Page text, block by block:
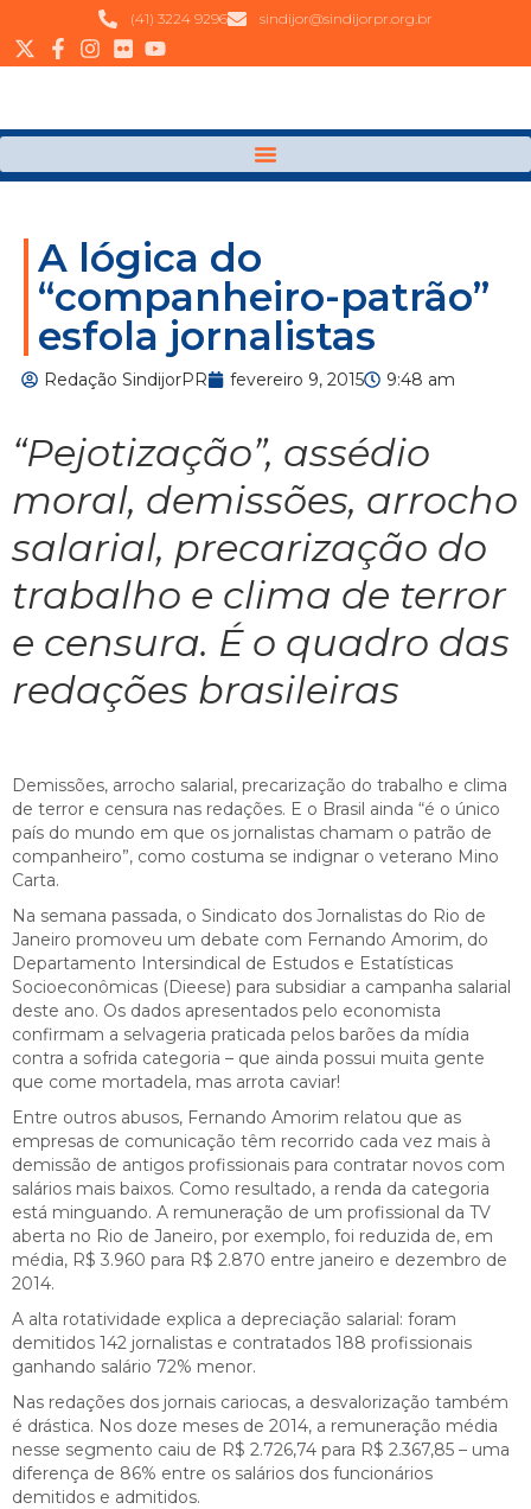
(41) 3224 9296 sindijor@sindijorpr.org.br
A lógica do
“companheiro-patrão”
esfola jornalistas
Redação SindijorPR fevereiro 9, 2015 9:48 am
“Pejotização”, assédio
moral, demissões, arrocho
salarial, precarização do
trabalho e clima de terror
e censura. É o quadro das
redações brasileiras
Demissões, arrocho salarial, precarização do trabalho e clima
de terror e censura nas redações. E o Brasil ainda “é o único
país do mundo em que os jornalistas chamam o patrão de
companheiro”, como costuma se indignar o veterano Mino
Carta.
Na semana passada, o Sindicato dos Jornalistas do Rio de
Janeiro promoveu um debate com Fernando Amorim, do
Departamento Intersindical de Estudos e Estatísticas
Socioeconômicas (Dieese) para subsidiar a campanha salarial
deste ano. Os dados apresentados pelo economista
confirmam a selvageria praticada pelos barões da mídia
contra a sofrida categoria – que ainda possui muita gente
que come mortadela, mas arrota caviar!
Entre outros abusos, Fernando Amorim relatou que as
empresas de comunicação têm recorrido cada vez mais à
demissão de antigos profissionais para contratar novos com
salários mais baixos. Como resultado, a renda da categoria
está minguando. A remuneração de um profissional da TV
aberta no Rio de Janeiro, por exemplo, foi reduzida de, em
média, R$ 3.960 para R$ 2.870 entre janeiro e dezembro de
2014.
A alta rotatividade explica a depreciação salarial: foram
demitidos 142 jornalistas e contratados 188 profissionais
ganhando salário 72% menor.
Nas redações dos jornais cariocas, a desvalorização também
é drástica. Nos doze meses de 2014, a remuneração média
nesse segmento caiu de R$ 2.726,74 para R$ 2.367,85 – uma
diferença de 86% entre os salários dos funcionários
demitidos e admitidos.